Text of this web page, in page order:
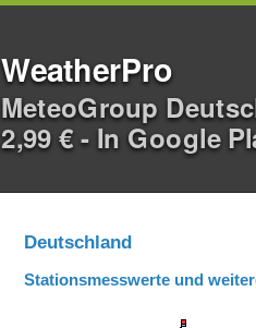
WeatherPro
MeteoGroup
2,99 € - In Google
Deutschland
Stationsmesswerte und